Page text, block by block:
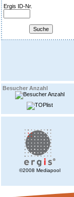
Ergis ID-Nr.
Besucher Anzahl
©2008 Mediapool